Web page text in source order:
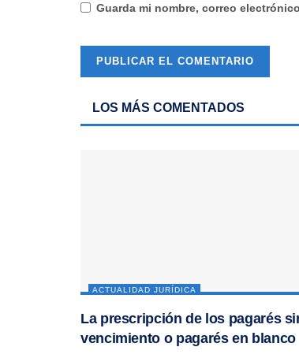
Guarda mi nombre, correo
LOS MÁS COMENTADOS
ACTUALIDAD JURÍDICA
La prescripción de los pagarés
vencimiento o pagarés en blanco